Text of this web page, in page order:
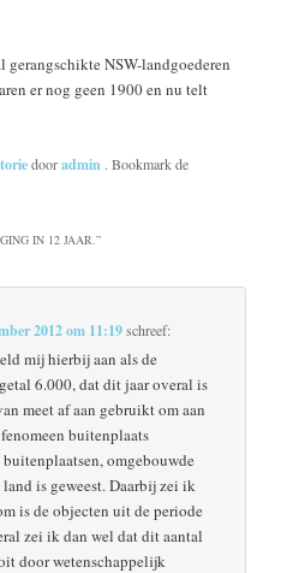
gerangschikte NSW-landgoederen
er nog geen 1900 en nu telt
dooradmin . Bookmark de
IN 12 JAAR.”
2012 om 11:19schreef:
mij hierbij aan als de
6.000, dat dit jaar overal is
meet af aan gebruikt om aan
buitenplaats
omgebouwde
is geweest. Daarbij zei ik
is de objecten uit de periode
zei ik dan wel dat dit aantal
door wetenschappelijk